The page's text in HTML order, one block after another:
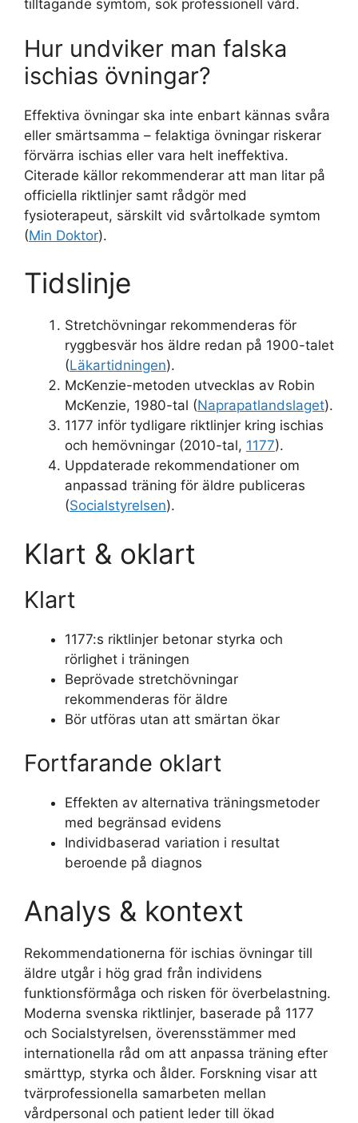
tilltagande symtom, sök professionell vård.
Hur undviker man falska
ischias övningar?
Effektiva övningar ska inte enbart kännas svåra
eller smärtsamma – felaktiga övningar riskerar
förvärra ischias eller vara helt ineffektiva.
Citerade källor rekommenderar att man litar på
officiella riktlinjer samt rådgör med
fysioterapeut, särskilt vid svårtolkade symtom
(Min Doktor).
Tidslinje
Stretchövningar rekommenderas för
ryggbesvär hos äldre redan på 1900-talet
(Läkartidningen).
McKenzie-metoden utvecklas av Robin
McKenzie, 1980-tal (Naprapatlandslaget).
1177 inför tydligare riktlinjer kring ischias
och hemövningar (2010-tal, 1177).
Uppdaterade rekommendationer om
anpassad träning för äldre publiceras
(Socialstyrelsen).
Klart & oklart
Klart
1177:s riktlinjer betonar styrka och
rörlighet i träningen
Beprövade stretchövningar
rekommenderas för äldre
Bör utföras utan att smärtan ökar
Fortfarande oklart
Effekten av alternativa träningsmetoder
med begränsad evidens
Individbaserad variation i resultat
beroende på diagnos
Analys & kontext
Rekommendationerna för ischias övningar till
äldre utgår i hög grad från individens
funktionsförmåga och risken för överbelastning.
Moderna svenska riktlinjer, baserade på 1177
och Socialstyrelsen, överensstämmer med
internationella råd om att anpassa träning efter
smärttyp, styrka och ålder. Forskning visar att
tvärprofessionella samarbeten mellan
vårdpersonal och patient leder till ökad